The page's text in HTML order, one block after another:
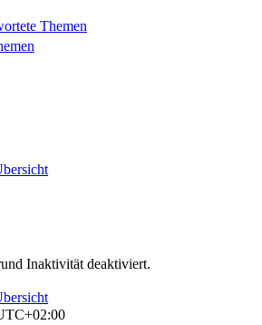
Themen
Inaktivität deaktiviert.